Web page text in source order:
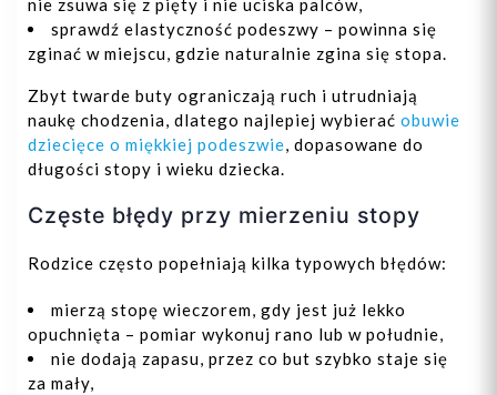
nie zsuwa się z pięty i nie uciska palców,
sprawdź elastyczność podeszwy – powinna się
zginać w miejscu, gdzie naturalnie zgina się stopa.
Zbyt twarde buty ograniczają ruch i utrudniają
naukę chodzenia, dlatego najlepiej wybierać obuwie
dziecięce o miękkiej podeszwie, dopasowane do
długości stopy i wieku dziecka.
Częste błędy przy mierzeniu stopy
Rodzice często popełniają kilka typowych błędów:
mierzą stopę wieczorem, gdy jest już lekko
opuchnięta – pomiar wykonuj rano lub w południe,
nie dodają zapasu, przez co but szybko staje się
za mały,